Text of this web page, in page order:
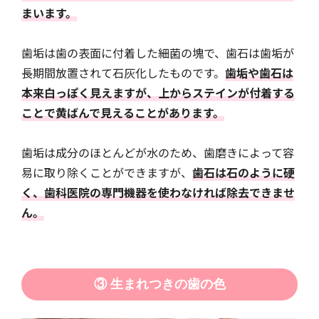
まいます。
歯垢は歯の表面に付着した細菌の塊で、歯石は歯垢が
長期間放置されて石灰化したものです。 歯垢や歯石は
本来白っぽく見えますが、上からステインが付着する
ことで黄ばんで見えることがあります。
歯垢は成分のほとんどが水のため、歯磨きによって容
易に取り除くことができますが、 歯石は石のように硬
く、歯科医院の専門機器を使わなければ除去できませ
ん。
③ 生まれつきの歯の色